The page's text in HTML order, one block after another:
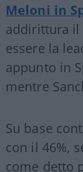
Meloni in
addirittura il
essere la
appunto in
mentre
Su base
con il 46%,
come detto